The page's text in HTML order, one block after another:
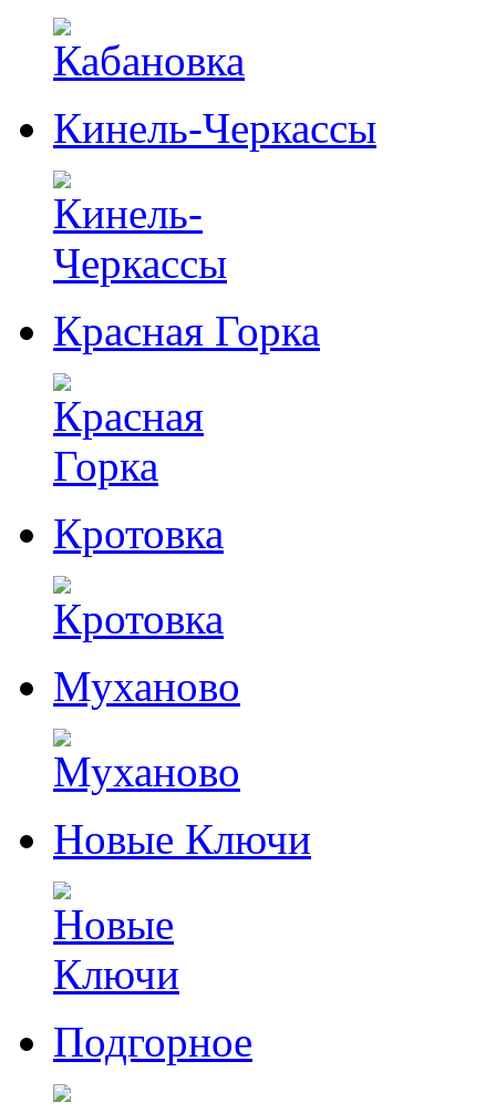
Кинель-Черкассы
Красная Горка
Кротовка
Муханово
Новые Ключи
Подгорное